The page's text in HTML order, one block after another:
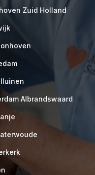
Zuid Holland
Albrandswaard